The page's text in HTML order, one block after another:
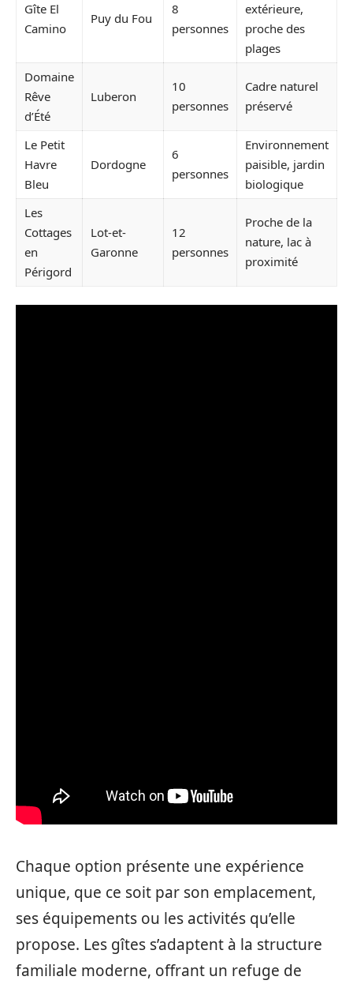
Gîte El
Camino
Puy du Fou
8
personnes
extérieure,
proche des
plages
Domaine
Rêve
d’Été
Luberon
10
personnes
Cadre naturel
préservé
Le Petit
Havre
Bleu
Dordogne
6
personnes
Environnement
paisible, jardin
biologique
Les
Cottages
en
Périgord
Lot-et-
Garonne
12
personnes
Proche de la
nature, lac à
proximité
Chaque option présente une expérience
unique, que ce soit par son emplacement,
ses équipements ou les activités qu’elle
propose. Les gîtes s’adaptent à la structure
familiale moderne, offrant un refuge de